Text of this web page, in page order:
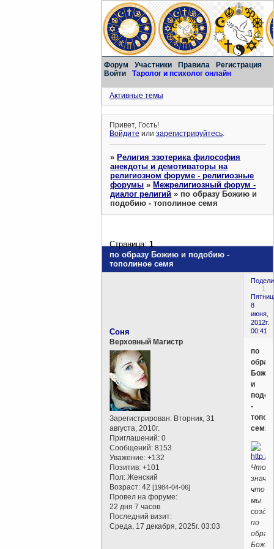
Форум Участники Правила
Регистрация
Войти
Таролог и психолог онлайн
Активные темы
Привет, Гость!
Войдите илизарегистрируйтесь.
»Религия эзотерика философия
анекдоты и демотиваторы на
религиозном форуме - религиозные
форумы »Межрелигиозный форум -
диалог религий » по образу Божию и
подобию - тополиное семя
по образу Божию и подобию -
тополиное семя
Страница:1
1
8
июня,
2012г.
00:41
Соня
Верховный Магистр
Зарегистрирован: Вторник, 31
августа, 2010г.
Приглашений: 0
Сообщений: 8153
Уважение: +132
Позитив: +101
Пол: Женский
Возраст: 42[1984-04-06]
Провел на форуме:
22 дня 7 часов
Последний визит:
Среда, 17 декабря, 2025г. 03:03
по
и
-
семя
Что
что
мы
по
Божию